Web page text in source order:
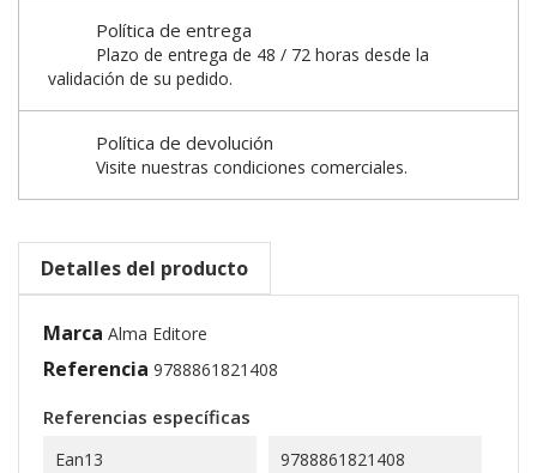
Política de entrega
Plazo de entrega de 48 / 72 horas desde la
validación de su pedido.
Política de devolución
Visite nuestras condiciones comerciales.
Detalles del producto
Marca Alma Editore
Referencia 9788861821408
Referencias específicas
Ean13 9788861821408